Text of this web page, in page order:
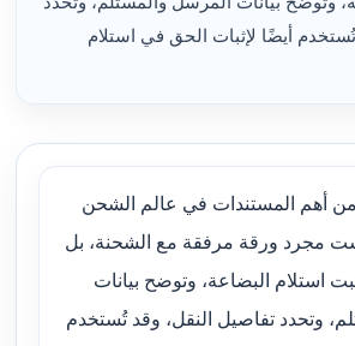
أيضًا لإثبات الحق في استلام
أهم المستندات في عالم الشحن
مجرد ورقة مرفقة مع الشحنة، بل
استلام البضاعة، وتوضح بيانات
وتحدد تفاصيل النقل، وقد تُستخدم